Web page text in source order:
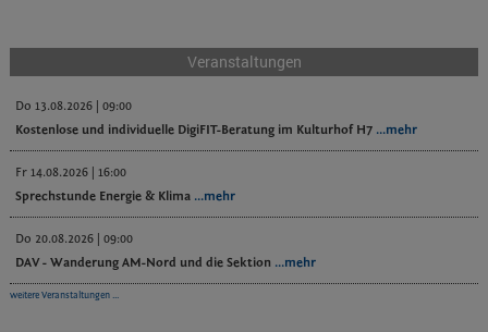
Veranstaltungen
Do 13.08.2026 | 09:00
Kostenlose und individuelle DigiFIT-Beratung im Kulturhof H7 ...mehr
Fr 14.08.2026 | 16:00
Sprechstunde Energie & Klima ...mehr
Do 20.08.2026 | 09:00
DAV - Wanderung AM-Nord und die Sektion ...mehr
weitere Veranstaltungen ...